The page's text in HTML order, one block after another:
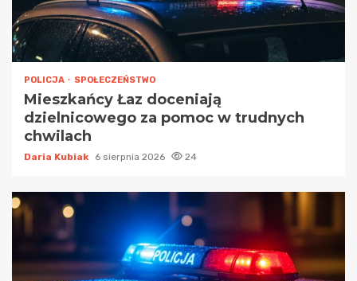
POLICJA SPOŁECZEŃSTWO
Mieszkańcy Łaz doceniają
dzielnicowego za pomoc w trudnych
chwilach
Daria Kubiak 6 sierpnia 2026 24